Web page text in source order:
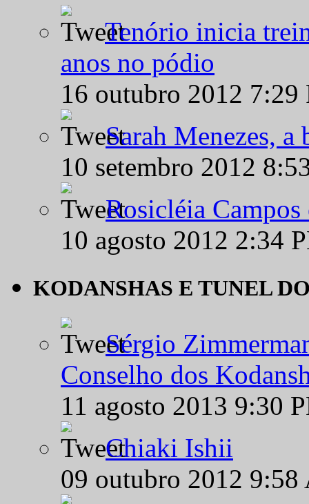
Tenório inicia
anos no pódio
16 outubro 2012
Sarah Menezes,
10 setembro 2012
Rosicléia
10 agosto 2012 2:34
KODANSHAS E TUNEL
Sérgio
Conselho dos
11 agosto 2013 9:30
Chiaki Ishii
09 outubro 2012